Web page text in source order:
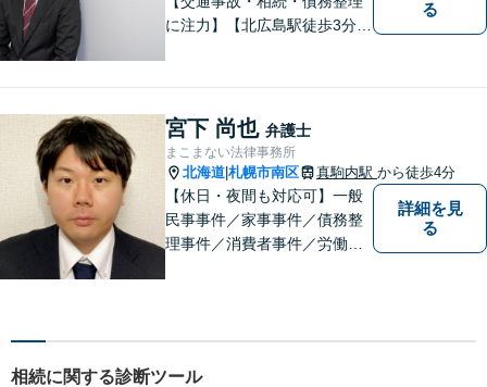
に注力】【北広島駅徒歩3分】
続、交通事故、労働、企業法
務など、多岐に渡る分野に精
通しています。どうぞお気軽
にご連絡ください。
る
宮下 尚也 弁護士
まこまない法律事務所
北海道 札幌市南区 真駒内駅 から徒歩4分
【休日・夜間も対応可】一般
民事事件／家事事件／債務整
理事件／消費者事件／労働事
を抱え込まず、まずは一度ご
詳細を見
る
相続に関する診断ツール